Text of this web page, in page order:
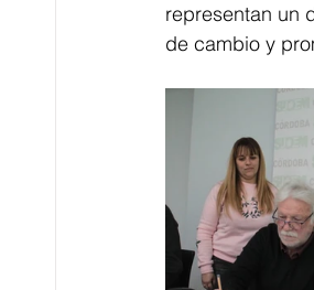
representan un
de cambio y